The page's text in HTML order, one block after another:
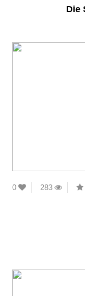
Die
0 283